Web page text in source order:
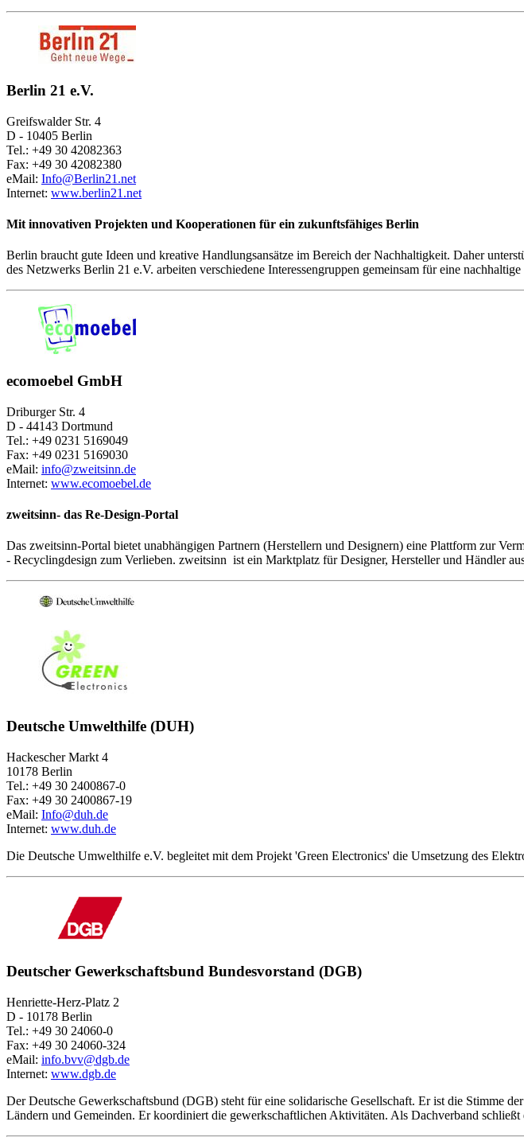
Berlin 21 e.V.
Greifswalder Str. 4
D - 10405 Berlin
Tel.: +49 30 42082363
Fax: +49 30 42082380
eMail: Info@Berlin21.net
Internet: www.berlin21.net
Mit innovativen Projekten und Kooperationen für ein zukunftsfähiges Berlin
Berlin braucht gute Ideen und kreative Handlungsansätze im Bereich der Nachhaltigkeit. Daher
des Netzwerks Berlin 21 e.V. arbeiten verschiedene Interessengruppen gemeinsam für eine
ecomoebel GmbH
Driburger Str. 4
D - 44143 Dortmund
Tel.: +49 0231 5169049
Fax: +49 0231 5169030
eMail: info@zweitsinn.de
Internet: www.ecomoebel.de
zweitsinn- das Re-Design-Portal
Das zweitsinn-Portal bietet unabhängigen Partnern (Herstellern und Designern) eine Plattform zur
- Recyclingdesign zum Verlieben. zweitsinn ist ein Marktplatz für Designer, Hersteller und Händler
Deutsche Umwelthilfe (DUH)
Hackescher Markt 4
10178 Berlin
Tel.: +49 30 2400867-0
Fax: +49 30 2400867-19
eMail: Info@duh.de
Internet: www.duh.de
Die Deutsche Umwelthilfe e.V. begleitet mit dem Projekt 'Green Electronics' die Umsetzung des
Deutscher Gewerkschaftsbund Bundesvorstand (DGB)
Henriette-Herz-Platz 2
D - 10178 Berlin
Tel.: +49 30 24060-0
Fax: +49 30 24060-324
eMail: info.bvv@dgb.de
Internet: www.dgb.de
Der Deutsche Gewerkschaftsbund (DGB) steht für eine solidarische Gesellschaft. Er ist die Stimme
Ländern und Gemeinden. Er koordiniert die gewerkschaftlichen Aktivitäten. Als Dachverband schließt